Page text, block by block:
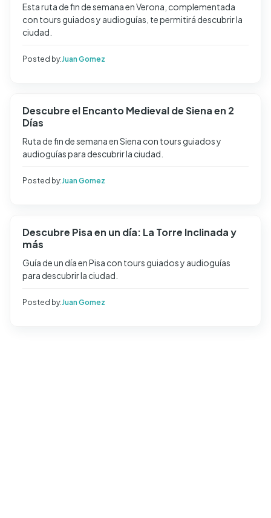
Esta ruta de fin de semana en Verona, complementada
con tours guiados y audioguías, te permitirá descubrir la
ciudad.
Posted by:Juan Gomez
Descubre el Encanto Medieval de Siena en 2
Días
Ruta de fin de semana en Siena con tours guiados y
audioguías para descubrir la ciudad.
Posted by:Juan Gomez
Descubre Pisa en un día: La Torre Inclinada y
más
Guía de un día en Pisa con tours guiados y audioguías
para descubrir la ciudad.
Posted by:Juan Gomez